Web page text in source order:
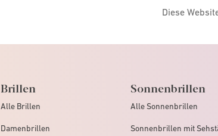
Diese
Brillen
Alle Brillen
Damenbrillen
Sonnenbrillen
Alle Sonnenbrillen
Sonnenbrillen mit